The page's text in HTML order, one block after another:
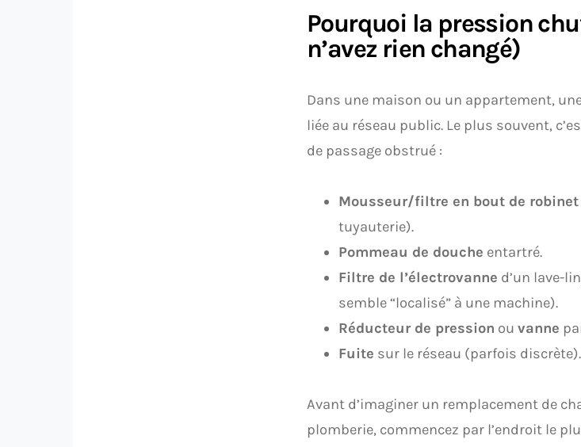
Pourquoi la pression
n’avez rien changé)
Dans une maison ou un appartement,
liée au réseau public. Le plus souvent,
de passage obstrué :
Mousseur/filtre en bout de robinet
tuyauterie).
Pommeau de douche entartré.
Filtre de l’électrovanne d’un lave-
semble “localisé” à une machine).
Réducteur de pression ou vanne
Fuite sur le réseau (parfois discrète).
Avant d’imaginer un remplacement de
plomberie, commencez par l’endroit le